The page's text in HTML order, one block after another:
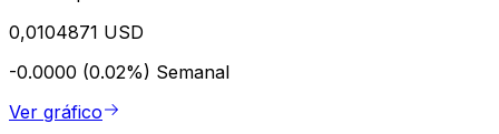
0,0104871 USD
-0.0000 (0.02%) Semanal
Ver gráfico